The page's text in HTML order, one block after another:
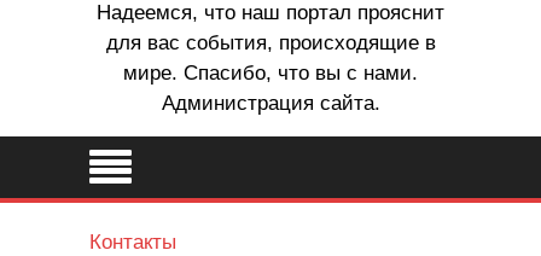
Надеемся, что наш портал прояснит
для вас события, происходящие в
мире. Спасибо, что вы с нами.
Администрация сайта.
Контакты